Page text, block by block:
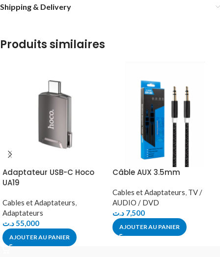
Shipping & Delivery
Produits similaires
Adaptateur USB-C Hoco
UA19
Cables et Adaptateurs,
Adaptateurs
55,000د.ت
AJOUTER AU PANIER
Câble AUX 3.5mm
Cables et Adaptateurs, TV /
AUDIO / DVD
7,500 د.ت
AJOUTER AU PANIER